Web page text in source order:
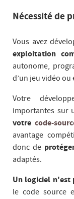
Nécessité de
Vous avez
exploitation
autonome,
d’un jeu vidéo
Votre
importantes sur
votrecode-
avantage
donc de
adaptés.
Un logiciel n'est
le code source